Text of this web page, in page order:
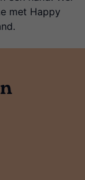
met Happy